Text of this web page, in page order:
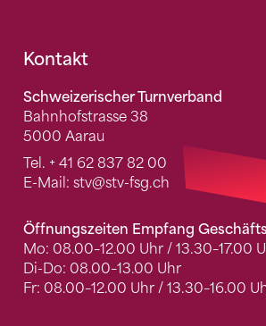
Fusszeile
Kontakt
Schweizerischer Turnverband
Bahnhofstrasse 38
5000 Aarau
Tel. + 41 62 837 82 00
E-Mail: stv@stv-fsg.ch
Öffnungszeiten Empfang
Mo: 08.00–12.00 Uhr / 13.30–17.00
Di-Do: 08.00–13.00 Uhr
Fr: 08.00–12.00 Uhr / 13.30–16.00